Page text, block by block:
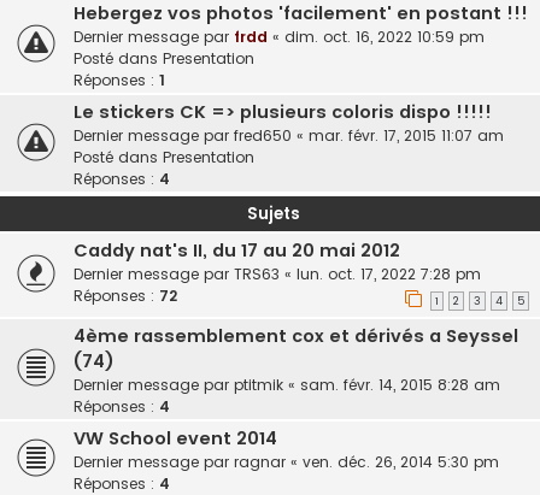
Hebergez vos photos 'facilement' en postant !!!
Dernier message par frdd « dim. oct. 16, 2022 10:59 pm
Posté dans Presentation
Réponses : 1
Le stickers CK => plusieurs coloris dispo !!!!!
Dernier message par fred650 « mar. févr. 17, 2015 11:07 am
Posté dans Presentation
Réponses : 4
Sujets
Caddy nat's II, du 17 au 20 mai 2012
Dernier message par TRS63 « lun. oct. 17, 2022 7:28 pm
Réponses : 72 1 2 3 4 5
4ème rassemblement cox et dérivés a Seyssel
(74)
Dernier message par ptitmik « sam. févr. 14, 2015 8:28 am
Réponses : 4
VW School event 2014
Dernier message par ragnar « ven. déc. 26, 2014 5:30 pm
Réponses : 4